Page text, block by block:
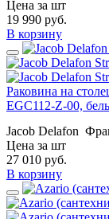
Цена за шт
19 990 руб.
В корзину
Раковина на
EGC112-Z-00,
Jacob Delafon
Цена за шт
27 010 руб.
В корзину